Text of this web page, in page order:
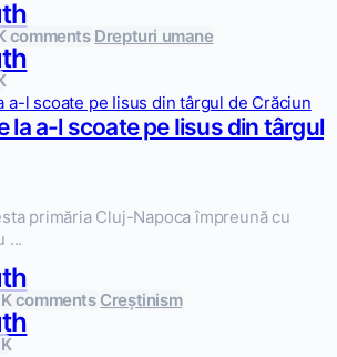
comments Drepturi umane
la a-l scoate pe Iisus din târgul
primăria Cluj-Napoca împreună cu
...
comments Creștinism